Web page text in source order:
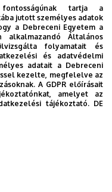
201/B (oktatói
weboldal
tartja a
jutott személyes adatok
a Debreceni Egyetem a
alkalmazandó Általános
folyamatait és
és adatvédelmi
adatait a Debreceni
kezelte, megfelelve az
A GDPR előírásait
amelyet az
tájékoztató. DE